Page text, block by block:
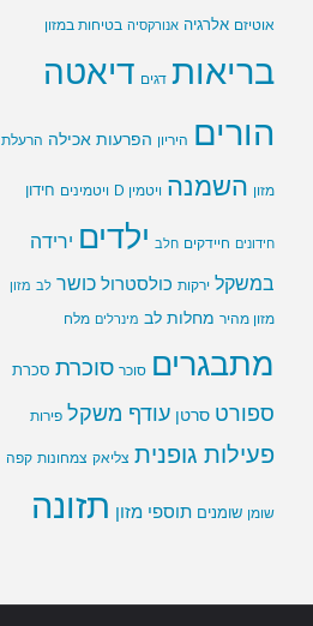
אוטיזם אלרגיה אנורקסיה בטיחות במזון
בריאות דגים דיאטה
הורים היריון הפרעות אכילה הרעלת
מזון השמנה ויטמין D ויטמינים חידון
חידונים חיידקים חלב ילדים ירידה
במשקל ירקות כולסטרול כושר לב מזון
מזון מהיר מחלות לב מינרלים מלח
מתבגרים סוכר סוכרת סכרת
ספורט סרטן עודף משקל פירות
פעילות גופנית צליאק צמחונות קפה
שומן שומנים תוספי מזון תזונה